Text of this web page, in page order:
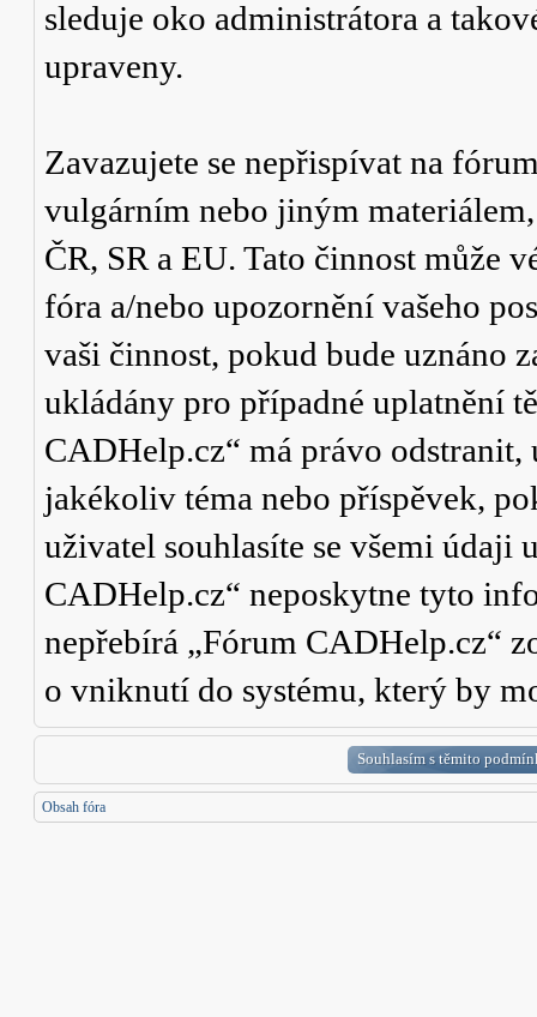
sleduje oko administrátora a
upraveny.
Zavazujete se nepřispívat na
vulgárním nebo jiným
ČR, SR a EU. Tato činnost může
fóra a/nebo upozornění vašeho
vaši činnost, pokud bude uznáno
ukládány pro případné uplatnění
CADHelp.cz“ má právo
jakékoliv téma nebo příspěvek,
uživatel souhlasíte se všemi údaji
CADHelp.cz“ neposkytne tyto
nepřebírá „Fórum CADHelp.cz“
o vniknutí do systému, který by
Obsah fóra